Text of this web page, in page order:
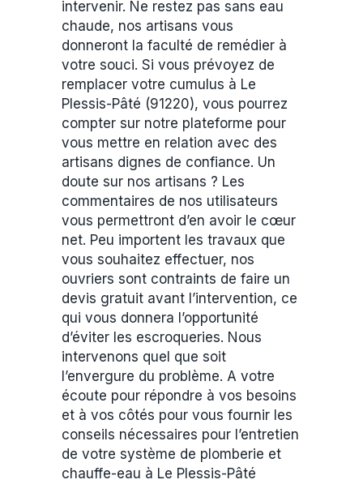
intervenir. Ne restez pas sans eau
chaude, nos artisans vous
donneront la faculté de remédier à
votre souci. Si vous prévoyez de
remplacer votre cumulus à Le
Plessis-Pâté (91220), vous pourrez
compter sur notre plateforme pour
vous mettre en relation avec des
artisans dignes de confiance. Un
doute sur nos artisans ? Les
commentaires de nos utilisateurs
vous permettront d’en avoir le cœur
net. Peu importent les travaux que
vous souhaitez effectuer, nos
ouvriers sont contraints de faire un
devis gratuit avant l’intervention, ce
qui vous donnera l’opportunité
d’éviter les escroqueries. Nous
intervenons quel que soit
l’envergure du problème. A votre
écoute pour répondre à vos besoins
et à vos côtés pour vous fournir les
conseils nécessaires pour l’entretien
de votre système de plomberie et
chauffe-eau à Le Plessis-Pâté